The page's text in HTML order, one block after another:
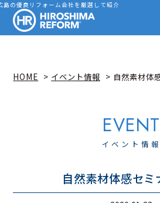
島の優良リフォーム会社を厳選して紹介
会社を探す
事例を見る
事例解説動画
イベント情報
広島リフォーム相談カウンタ
HOME イベント情報 自然素材体
イベント情報
自然素材体感セ